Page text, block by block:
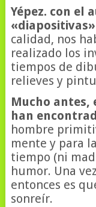
Yépez. con el
calidad, nos
realizado los
tiempos de
relieves y
Mucho antes,
han
hombre
mente y para
tiempo (ni
humor. Una
entonces es
sonreír.